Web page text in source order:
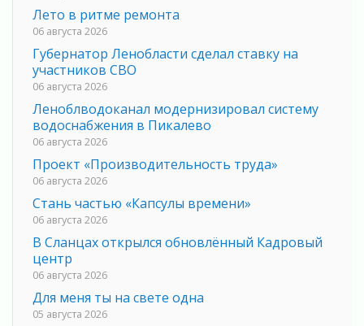
Лето в ритме ремонта
06 августа 2026
Губернатор Ленобласти сделал ставку на
участников СВО
06 августа 2026
Леноблводоканал модернизировал систему
водоснабжения в Пикалево
06 августа 2026
Проект «Производительность труда»
06 августа 2026
Стань частью «Капсулы времени»
06 августа 2026
В Сланцах открылся обновлённый Кадровый
центр
06 августа 2026
Для меня ты на свете одна
05 августа 2026